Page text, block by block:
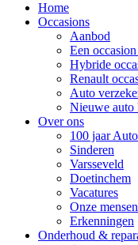
Home
Occasions
Aanbod
Een
Hybride
Renault
Auto
Nieuwe auto
Over ons
100 jaar
Sinderen
Varsseveld
Doetinchem
Vacatures
Onze mensen
Erkenningen
Onderhoud &